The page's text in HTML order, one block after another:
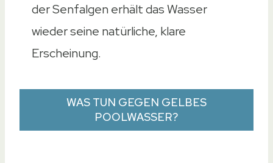
der Senfalgen erhält das Wasser
wieder seine natürliche, klare
Erscheinung.
WAS TUN GEGEN GELBES
POOLWASSER?